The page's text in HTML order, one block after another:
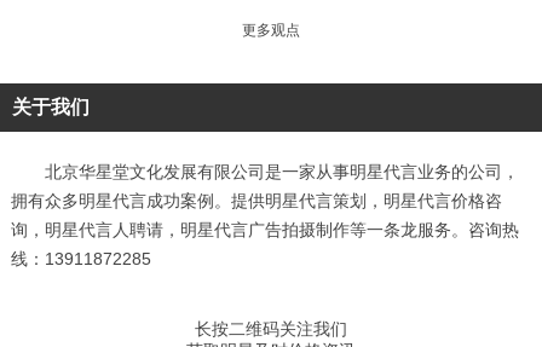
更多观点
关于我们
北京华星堂文化发展有限公司是一家从事明星代言业务的公司，
拥有众多明星代言成功案例。提供明星代言策划，明星代言价格咨
询，明星代言人聘请，明星代言广告拍摄制作等一条龙服务。咨询热
线：13911872285
长按二维码关注我们